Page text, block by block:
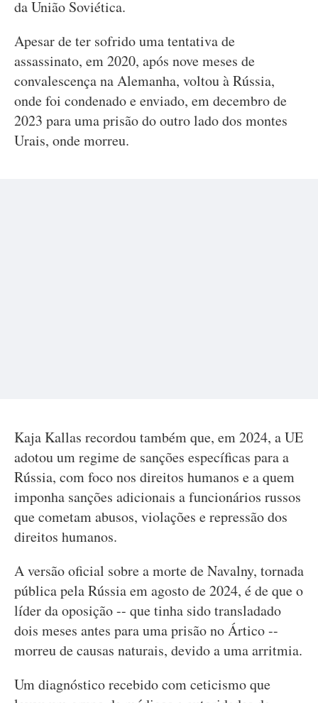
da União Soviética.
Apesar de ter sofrido uma tentativa de
assassinato, em 2020, após nove meses de
convalescença na Alemanha, voltou à Rússia,
onde foi condenado e enviado, em decembro de
2023 para uma prisão do outro lado dos montes
Urais, onde morreu.
Kaja Kallas recordou também que, em 2024, a UE
adotou um regime de sanções específicas para a
Rússia, com foco nos direitos humanos e a quem
imponha sanções adicionais a funcionários russos
que cometam abusos, violações e repressão dos
direitos humanos.
A versão oficial sobre a morte de Navalny, tornada
pública pela Rússia em agosto de 2024, é de que o
líder da oposição -- que tinha sido transladado
dois meses antes para uma prisão no Ártico --
morreu de causas naturais, devido a uma arritmia.
Um diagnóstico recebido com ceticismo que